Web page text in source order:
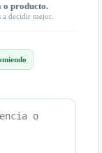
o producto.
a decidir mejor.